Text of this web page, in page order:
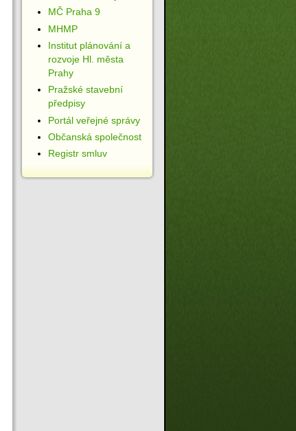
MČ Praha 9
MHMP
Institut plánování a
rozvoje Hl. města
Prahy
Pražské stavební
předpisy
Portál veřejné správy
Občanská společnost
Registr smluv